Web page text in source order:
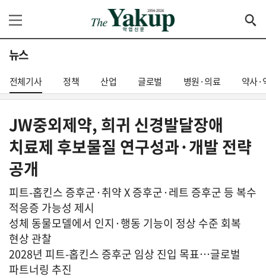
뉴스
전체기사 정책 산업 글로벌 병원·의료 약사·
JW중외제약, 희귀 신경발달장애
치료제 후보물질 연구성과·개발 전략
공개
피트-홉킨스 증후군·취약 X 증후군·레트 증후군 등 복수
적응증 가능성 제시
성체 동물모델에서 인지·행동 기능이 정상 수준 회복
현상 관찰
2028년 피트-홉킨스 증후군 임상 진입 목표…글로벌
파트너링 추진